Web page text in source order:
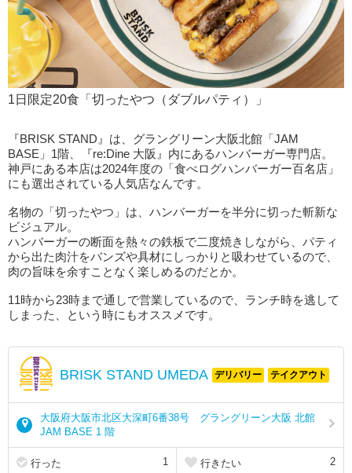
1日限定20食「切ったやつ（ダブルパティ）」
『BRISK STAND』は、グラングリーン大阪北館「JAM
BASE」1階、『re:Dine 大阪』内にあるハンバーガー専門店。
神戸にある本店は2024年度の「食べログハンバーガー百名店」
にも選出されている人気店なんです。
名物の「切ったやつ」は、ハンバーガーを半分に切った斬新な
ビジュアル。
ハンバーガーの断面を熱々の鉄板で二度焼きしながら、パティ
から出た肉汁をバンズや具材にしっかりと吸わせているので、
肉の旨味を余すことなく楽しめるのだとか。
11時から23時まで通しで営業しているので、ランチ時を逃して
しまった、という時にもオススメです。
BRISK STAND UMEDA デリバリー テイクアウト
大阪府大阪市北区大深町6番38号 グラングリーン大阪 北館
JAM BASE 1 階
行った 1 行きたい 2